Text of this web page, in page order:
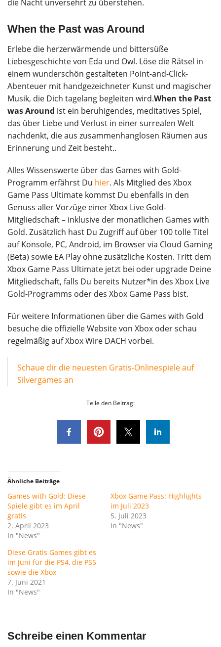
die Nacht unversehrt zu überstehen.
When the Past was Around
Erlebe die herzerwärmende und bittersüße
Liebesgeschichte von Eda und Owl. Löse die Rätsel in
einem wunderschön gestalteten Point-and-Click-
Abenteuer mit handgezeichneter Kunst und magischer
Musik, die Dich tagelang begleiten wird.When the Past
was Around ist ein beruhigendes, meditatives Spiel,
das über Liebe und Verlust in einer surrealen Welt
nachdenkt, die aus zusammenhanglosen Räumen aus
Erinnerung und Zeit besteht..
Alles Wissenswerte über das Games with Gold-
Programm erfährst Du hier. Als Mitglied des Xbox
Game Pass Ultimate kommst Du ebenfalls in den
Genuss aller Vorzüge einer Xbox Live Gold-
Mitgliedschaft – inklusive der monatlichen Games with
Gold. Zusätzlich hast Du Zugriff auf über 100 tolle Titel
auf Konsole, PC, Android, im Browser via Cloud Gaming
(Beta) sowie EA Play ohne zusätzliche Kosten. Tritt dem
Xbox Game Pass Ultimate jetzt bei oder upgrade Deine
Mitgliedschaft, falls Du bereits Nutzer*in des Xbox Live
Gold-Programms oder des Xbox Game Pass bist.
Für weitere Informationen über die Games with Gold
besuche die offizielle Website von Xbox oder schau
regelmäßig auf Xbox Wire DACH vorbei.
Schaue dir die neuesten Gratis-Onlinespiele auf
Silvergames an
Teile den Beitrag:
Ähnliche Beiträge
Games with Gold: Diese
Spiele gibt es im April
gratis
2. April 2023
In "News"
Xbox Game Pass: Highlights
im Juli 2023
5. Juli 2023
In "News"
Diese Gratis Games gibt es
im Juni für die PS4, die PS5
sowie die Xbox
7. Juni 2021
In "News"
Schreibe einen Kommentar